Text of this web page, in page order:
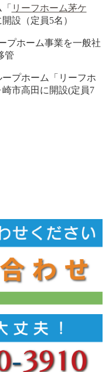
リーフホーム茅ケ
設（定員5名）
プホーム事業を一般社
管
ープホーム「リーフホ
市高田に開設(定員7